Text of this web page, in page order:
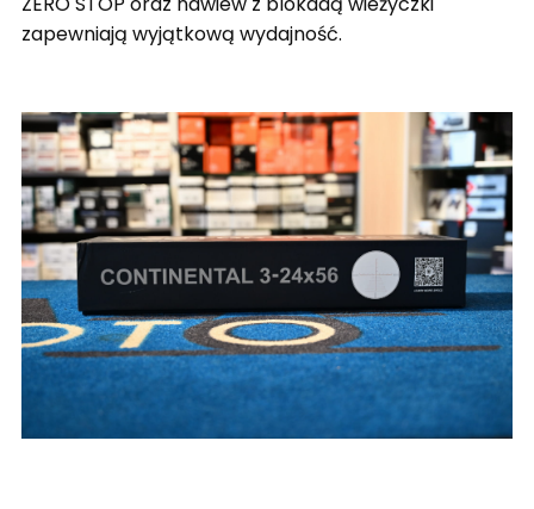
zapewniają wyjątkową wydajność.